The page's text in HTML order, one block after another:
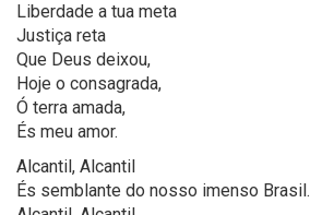
Liberdade a tua meta
Justiça reta
Que Deus deixou,
Hoje o consagrada,
Ó terra amada,
És meu amor.
Alcantil, Alcantil
És semblante do nosso imenso Brasil.